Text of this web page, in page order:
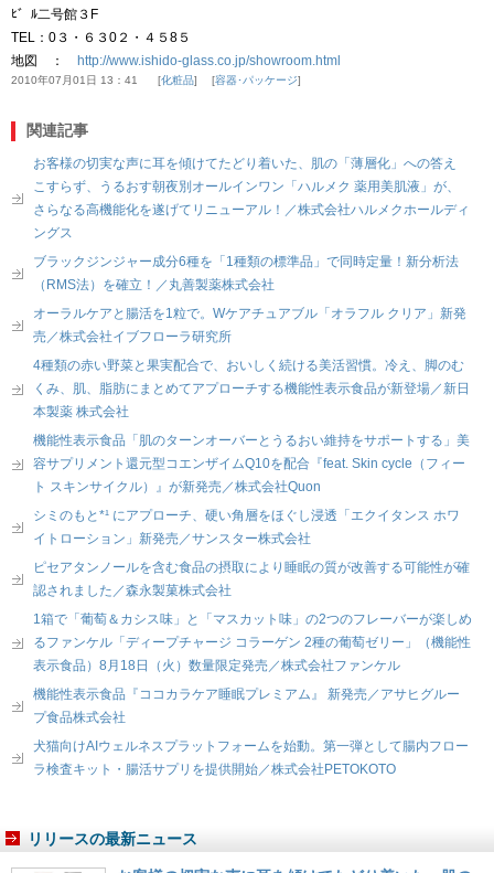
ﾋ゛ﾙ二号館３F
TEL：0３・６３0２・４５8５
地図 ： http://www.ishido-glass.co.jp/showroom.html
2010年07月01日 13：41 化粧品 容器･パッケージ
関連記事
お客様の切実な声に耳を傾けてたどり着いた、肌の「薄層化」への答え
こすらず、うるおす朝夜別オールインワン「ハルメク 薬用美肌液」が、
さらなる高機能化を遂げてリニューアル！／株式会社ハルメクホールディ
ングス
ブラックジンジャー成分6種を「1種類の標準品」で同時定量！新分析法
（RMS法）を確立！／丸善製薬株式会社
オーラルケアと腸活を1粒で。Wケアチュアブル「オラフル クリア」新発
売／株式会社イブフローラ研究所
4種類の赤い野菜と果実配合で、おいしく続ける美活習慣。冷え、脚のむ
くみ、肌、脂肪にまとめてアプローチする機能性表示食品が新登場／新日
本製薬 株式会社
機能性表示食品「肌のターンオーバーとうるおい維持をサポートする」美
容サプリメント還元型コエンザイムQ10を配合『feat. Skin cycle（フィー
ト スキンサイクル）』が新発売／株式会社Quon
シミのもと*¹ にアプローチ、硬い角層をほぐし浸透「エクイタンス ホワ
イトローション」新発売／サンスター株式会社
ピセアタンノールを含む食品の摂取により睡眠の質が改善する可能性が確
認されました／森永製菓株式会社
1箱で「葡萄＆カシス味」と「マスカット味」の2つのフレーバーが楽しめ
るファンケル「ディープチャージ コラーゲン 2種の葡萄ゼリー」（機能性
表示食品）8月18日（火）数量限定発売／株式会社ファンケル
機能性表示食品『ココカラケア睡眠プレミアム』 新発売／アサヒグルー
プ食品株式会社
犬猫向けAIウェルネスプラットフォームを始動。第一弾として腸内フロー
ラ検査キット・腸活サプリを提供開始／株式会社PETOKOTO
リリースの最新ニュース